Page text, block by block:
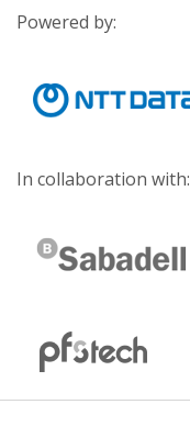
Powered by:
In collaboration with: